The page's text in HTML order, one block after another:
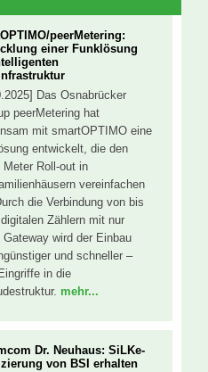
peerMetering:
einer Funklösung
Das Osnabrücker
peerMetering hat
mit smartOPTIMO eine
entwickelt, die den
Meter Roll-out in
vereinfachen
die Verbindung von bis
Zählern mit nur
Gateway wird der Einbau
und schneller –
in die
mehr...
Dr. Neuhaus: SiLKe-
von BSI erhalten